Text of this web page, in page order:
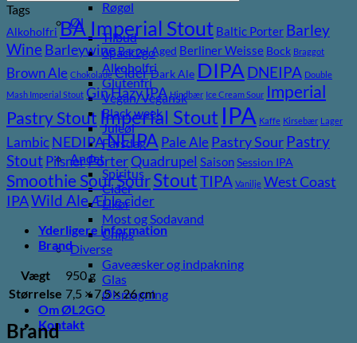
Røgøl
Øl
Tilbud
6pack2go
Alkoholfri
Glutenfri
Vegan/Vegansk
Black week
Juleøl
Farsdag
Andet
Spiritus
Cider
Likør
Most og Sodavand
Chips
Diverse
Gaveæsker og indpakning
Glas
Ølsmagning
Om ØL2GO
Kontakt
Tags
Alkoholfri BA Imperial Stout Baltic Porter Barley
Wine BarleywineBarrel Aged Berliner Weisse Bock Braggot
Brown Ale Chokolade CiderDark Ale DIPA DNEIPA Double
Mash Imperial Stout GinHazy IPA Hindbær Ice Cream Sour Imperial
Pastry Stout Imperial Stout IPA Kaffe Kirsebær Lager
Lambic NEDIPANEIPA Pale Ale Pastry Sour Pastry
Stout PilsnerPorterQuadrupel SaisonSession IPA
Smoothie SourSourStoutTIPA Vanilje West Coast
IPAWild Ale Æble cider
Yderligere information
Brand
Vægt
950 g
Størrelse 7,5 × 7,5 × 26 cm
Brand